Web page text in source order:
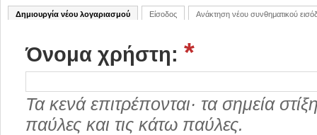
Δημιουργία νέου λογαριασμού Είσοδος Ανάκτηση νέου συνθηματικού
Όνομα χρήστη: *
Τα κενά επιτρέπονται· τα σημεία
παύλες και τις κάτω παύλες.